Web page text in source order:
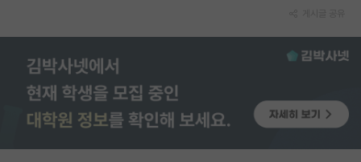
임용 후기 게시판
PI 전용 게시판
인문사회 계열 게시판
특수/전문대학원 게시판